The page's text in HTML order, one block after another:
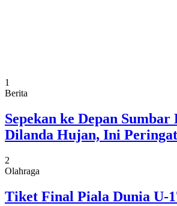
1
Berita
Sepekan ke Depan Sumbar
Dilanda Hujan, Ini
2
Olahraga
Tiket Final Piala Dunia U-